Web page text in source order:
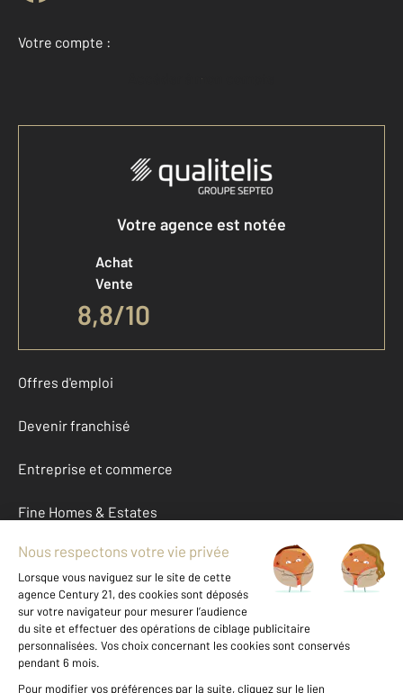
Votre compte :
Accéder à mon compte
Votre agence est notée
Achat
Vente
8,8/10
Offres d'emploi
Devenir franchisé
Entreprise et commerce
Fine Homes & Estates
À propos
International
Nous contacter